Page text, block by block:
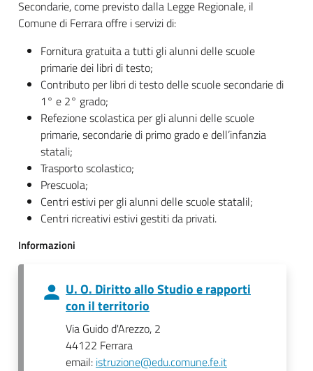
Secondarie, come previsto dalla Legge Regionale, il
Comune di Ferrara offre i servizi di:
Fornitura gratuita a tutti gli alunni delle scuole
primarie dei libri di testo;
Contributo per libri di testo delle scuole secondarie di
1° e 2° grado;
Refezione scolastica per gli alunni delle scuole
primarie, secondarie di primo grado e dell’infanzia
statali;
Trasporto scolastico;
Prescuola;
Centri estivi per gli alunni delle scuole statalil;
Centri ricreativi estivi gestiti da privati.
Informazioni
U. O. Diritto allo Studio e rapporti
con il territorio
Via Guido d'Arezzo, 2
44122 Ferrara
email: istruzione@edu.comune.fe.it